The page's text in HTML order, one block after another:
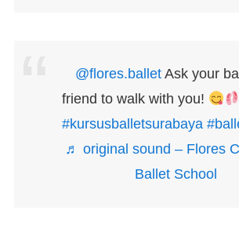
@flores.balletAsk your
friend to walk with you!
#kursusballetsurabaya
♬ original sound – Flores
Ballet School